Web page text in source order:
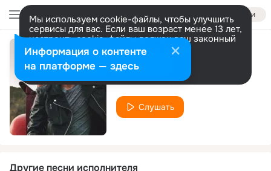
Войти
Мы используем cookie-файлы, чтобы улучшить
сервисы для вас. Если ваш возраст менее 13 лет,
настроить cookie-файлы должен ваш законный
представитель. Больше информации
Разрешить все Настроить
Crazy Girl
Justin Timberlake
Слушать
Другие песни исполнителя
Информация о контенте
на платформе — здесь